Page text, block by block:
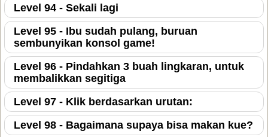
Level 94 - Sekali lagi
Level 95 - Ibu sudah pulang, buruan
sembunyikan konsol game!
Level 96 - Pindahkan 3 buah lingkaran, untuk
membalikkan segitiga
Level 97 - Klik berdasarkan urutan:
Level 98 - Bagaimana supaya bisa makan kue?